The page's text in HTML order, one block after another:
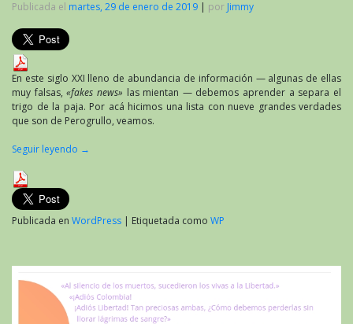
Publicada el martes, 29 de enero de 2019 | por Jimmy
En este siglo XXI lleno de abundancia de información — algunas de ellas
muy falsas,«fakes news» las mientan — debemos aprender a separa el
trigo de la paja. Por acá hicimos una lista con nueve grandes verdades
que son de Perogrullo, veamos.
Seguir leyendo →
Publicada en WordPress | Etiquetada como WP